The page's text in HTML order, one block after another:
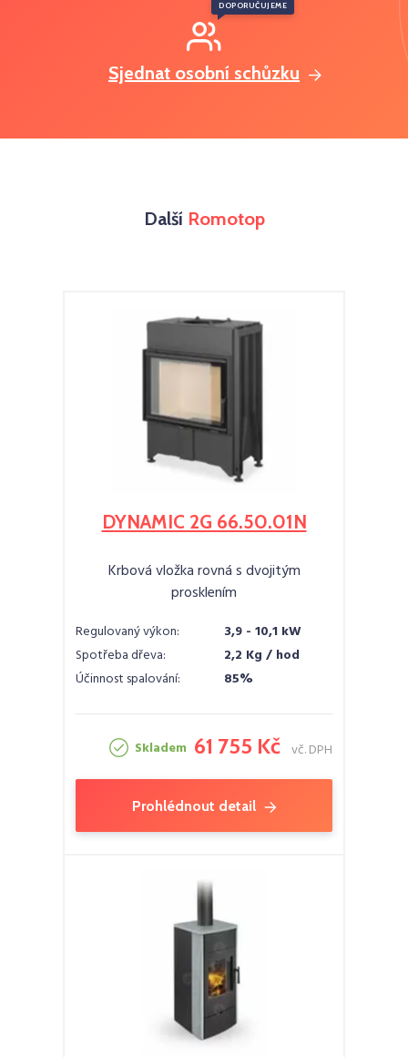
Sjednat osobní schůzku
DOPORUČUJEME
Další Romotop
DYNAMIC 2G 66.50.01N
Krbová vložka rovná s dvojitým
prosklením
Regulovaný výkon:
3,9 - 10,1 kW
Spotřeba dřeva:
2,2 Kg / hod
Účinnost spalování:
85%
Skladem 61 755 Kč vč. DPH
Prohlédnout detail